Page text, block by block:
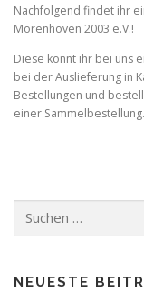
UNSER
Nachfolgend findet ihr
Morenhoven 2003 e.V.!
Diese könnt ihr bei uns
bei der Auslieferung in
Bestellungen und
einer
nach:
NEUESTE